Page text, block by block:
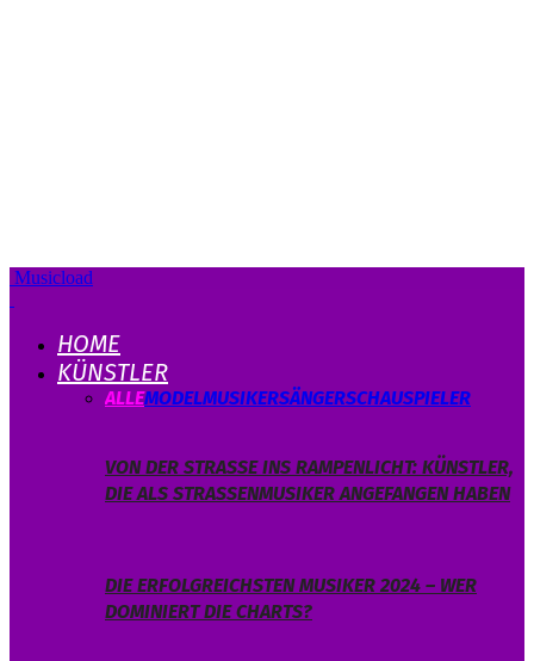
Musicload
HOME
KÜNSTLER
ALLEMODELMUSIKERSÄNGERSCHAUSPIELER
VON DER STRASSE INS RAMPENLICHT: KÜNSTLER, D
IE ALS STRASSENMUSIKER ANGEFANGEN HABEN
DIE ERFOLGREICHSTEN MUSIKER 2024 – WER
DOMINIERT DIE CHARTS?